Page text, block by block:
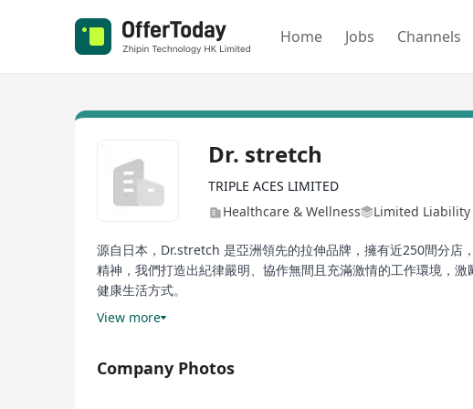
Home Jobs Channels
Dr. stretch
TRIPLE ACES LIMITED
Healthcare & Wellness
Limited Liability
源自日本，Dr.stretch 是亞洲領先的拉伸品牌，擁有近250間分
精神，我們打造出紀律嚴明、協作無間且充滿激情的工作環境，
健康生活方式。
View more
Company Photos